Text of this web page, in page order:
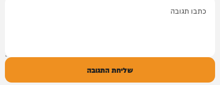
שליחת התגובה